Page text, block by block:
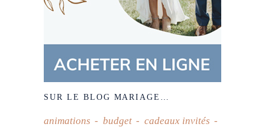
SUR LE BLOG MARIAGE…
animations budget
cadeaux invités